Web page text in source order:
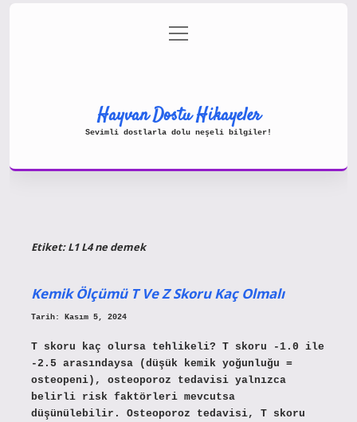
Gizlilik Politikası
menüyü
aç
Hayvan Dostu Hikayeler
Sevimli dostlarla dolu neşeli bilgiler!
Etiket:L1 L4 ne demek
Kemik Ölçümü T Ve Z Skoru Kaç Olmalı
Tarih: Kasım 5, 2024
T skoru kaç olursa tehlikeli? T skoru -1.0 ile
-2.5 arasındaysa (düşük kemik yoğunluğu =
osteopeni), osteoporoz tedavisi yalnızca
belirli risk faktörleri mevcutsa
düşünülebilir. Osteoporoz tedavisi, T skoru